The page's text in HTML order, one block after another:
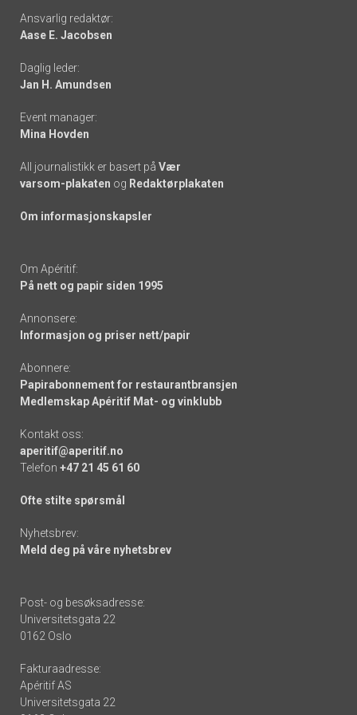
Footer
-
links
Ansvarlig redaktør:
Aase E. Jacobsen
Daglig leder:
Jan H. Amundsen
Event manager:
Mina Hovden
All journalistikk er basert på Vær
varsom-plakaten og Redaktørplakaten
Om informasjonskapsler
Om Apéritif:
På nett og papir siden 1995
Annonsere:
Informasjon og priser nett/papir
Abonnere:
Papirabonnement for restaurantbransjen
Medlemskap Apéritif Mat- og vinklubb
Kontakt oss:
aperitif@aperitif.no
Telefon +47 21 45 61 60
Ofte stilte spørsmål
Nyhetsbrev:
Meld deg på våre nyhetsbrev
Post- og besøksadresse:
Universitetsgata 22
0162 Oslo
Fakturaadresse:
Apéritif AS
Universitetsgata 22